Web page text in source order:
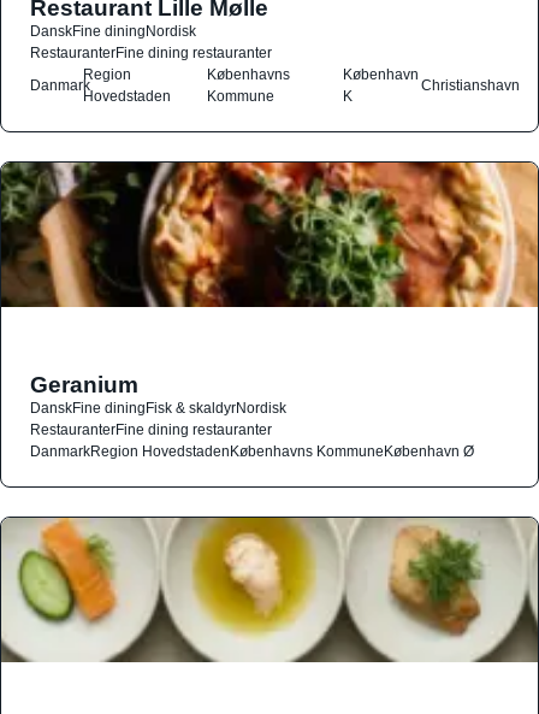
Restaurant Lille Mølle
DanskFine diningNordisk
RestauranterFine dining restauranter
Danmark
Region
Hovedstaden
Københavns
Kommune
København
K
Christianshavn
Geranium
DanskFine diningFisk & skaldyrNordisk
RestauranterFine dining restauranter
DanmarkRegion HovedstadenKøbenhavns KommuneKøbenhavn Ø